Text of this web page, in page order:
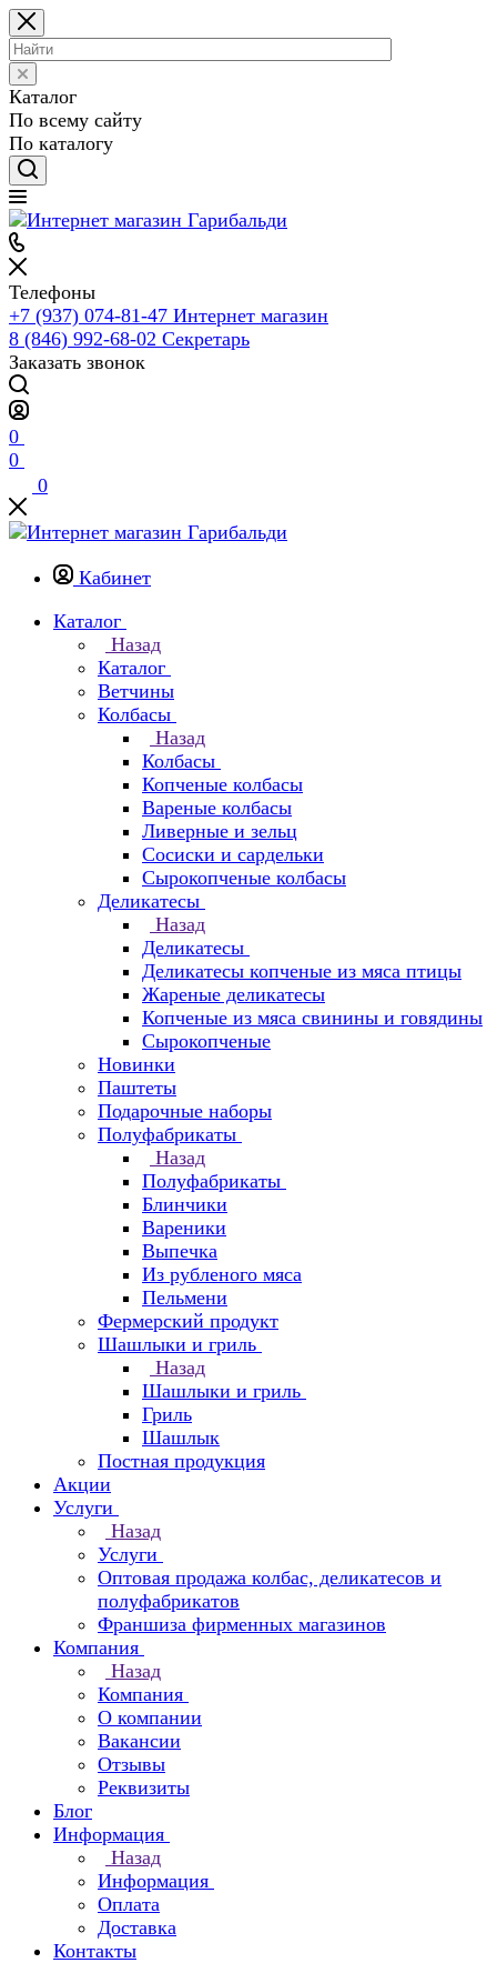
Каталог
По всему сайту
По каталогу
Телефоны
+7 (937) 074-81-47 Интернет магазин
8 (846) 992-68-02 Секретарь
Заказать звонок
0
0
0
Кабинет
Каталог
Назад
Каталог
Ветчины
Колбасы
Назад
Колбасы
Копченые колбасы
Вареные колбасы
Ливерные и зельц
Сосиски и сардельки
Сырокопченые колбасы
Деликатесы
Назад
Деликатесы
Деликатесы копченые из мяса птицы
Жареные деликатесы
Копченые из мяса свинины и говядины
Сырокопченые
Новинки
Паштеты
Подарочные наборы
Полуфабрикаты
Назад
Полуфабрикаты
Блинчики
Вареники
Выпечка
Из рубленого мяса
Пельмени
Фермерский продукт
Шашлыки и гриль
Назад
Шашлыки и гриль
Гриль
Шашлык
Постная продукция
Акции
Услуги
Назад
Услуги
Оптовая продажа колбас, деликатесов и
полуфабрикатов
Франшиза фирменных магазинов
Компания
Назад
Компания
О компании
Вакансии
Отзывы
Реквизиты
Блог
Информация
Назад
Информация
Оплата
Доставка
Контакты